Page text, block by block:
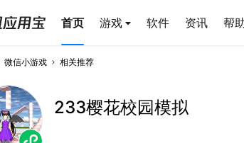
首页 游戏 软件 资讯 帮
微信小游戏 相关推荐
233樱花校园模拟